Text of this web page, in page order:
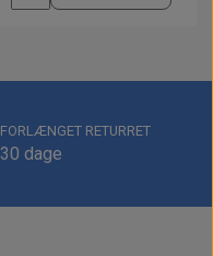
FORLÆNGET RETURRET
30 dage